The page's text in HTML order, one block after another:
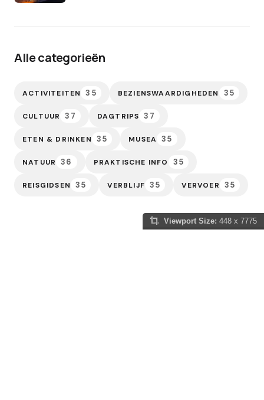
Alle categorieën
ACTIVITEITEN 35 BEZIENSWAARDIGHEDEN 35
CULTUUR 37 DAGTRIPS 37
ETEN & DRINKEN 35 MUSEA 35
NATUUR 36 PRAKTISCHE INFO 35
REISGIDSEN 35 VERBLIJF 35 VERVOER 35
Viewport Size: 448 x 7775